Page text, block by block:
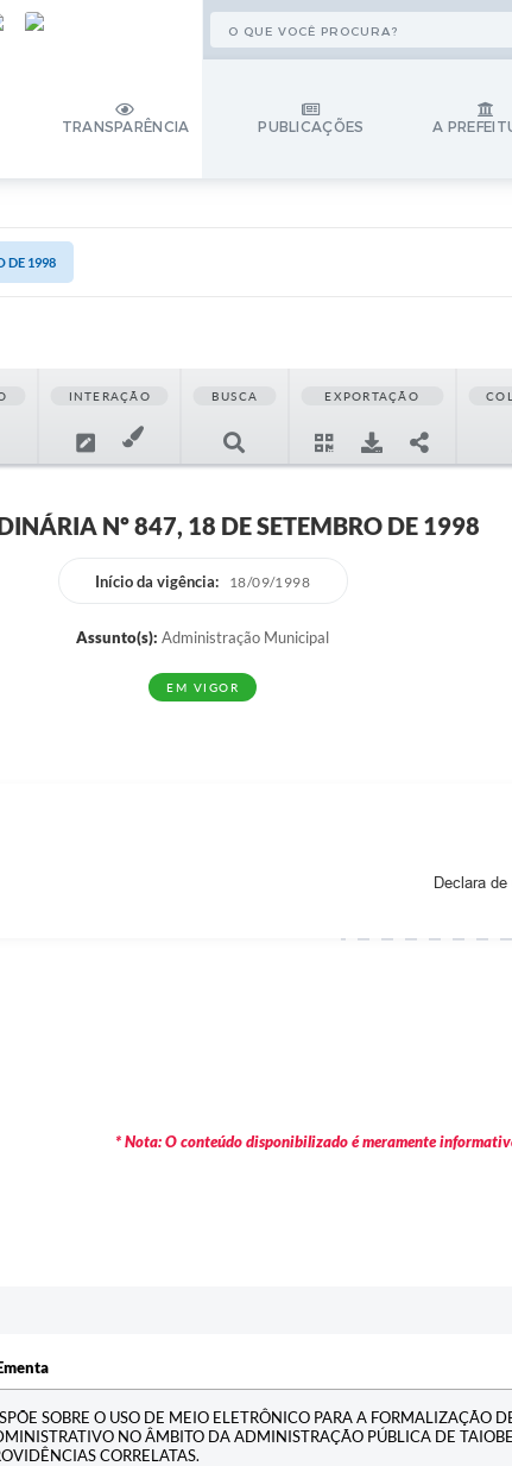
TRANSPARÊNCIA PUBLICAÇÕES A
DE 1998
INTERAÇÃO BUSCA EXPORTAÇÃO
Nº 847, 18 DE SETEMBRO DE 1998
Início da vigência: 18/09/1998
Assunto(s): Administração Municipal
EM VIGOR
Declara
* Nota: O conteúdo disponibilizado é meramente
SOBRE O USO DE MEIO ELETRÔNICO PARA A FORMALIZAÇÃO
NO ÂMBITO DA ADMINISTRAÇÃO PÚBLICA DE
CORRELATAS.